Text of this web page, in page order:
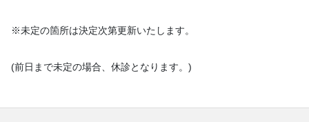
※未定の箇所は決定次第更新いたします。
(前日まで未定の場合、休診となります。)